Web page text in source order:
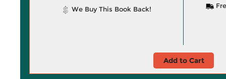
We Buy This Book Back!
Add to Cart